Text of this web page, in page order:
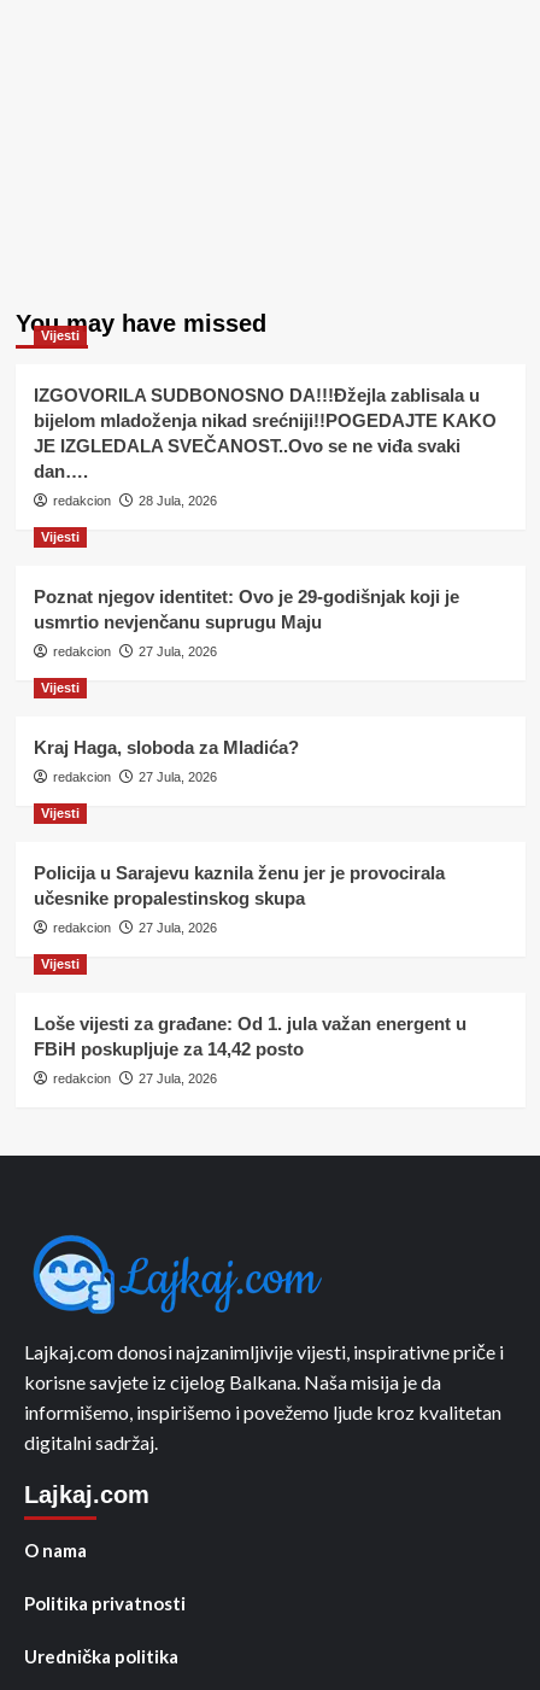
You may have missed
Vijesti
IZGOVORILA SUDBONOSNO DA!!!Đžejla zablisala u
bijelom mladoženja nikad srećniji!!POGEDAJTE KAKO
JE IZGLEDALA SVEČANOST..Ovo se ne viđa svaki
dan….
redakcion 28 Jula, 2026
Vijesti
Poznat njegov identitet: Ovo je 29-godišnjak koji je
usmrtio nevjenčanu suprugu Maju
redakcion 27 Jula, 2026
Vijesti
Kraj Haga, sloboda za Mladića?
redakcion 27 Jula, 2026
Vijesti
Policija u Sarajevu kaznila ženu jer je provocirala
učesnike propalestinskog skupa
redakcion 27 Jula, 2026
Vijesti
Loše vijesti za građane: Od 1. jula važan energent u
FBiH poskupljuje za 14,42 posto
redakcion 27 Jula, 2026
Lajkaj.com donosi najzanimljivije vijesti, inspirativne priče i
korisne savjete iz cijelog Balkana. Naša misija je da
informišemo, inspirišemo i povežemo ljude kroz kvalitetan
digitalni sadržaj.
Lajkaj.com
O nama
Politika privatnosti
Urednička politika